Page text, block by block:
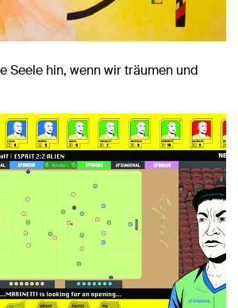
Seele hin, wenn wir träumen und